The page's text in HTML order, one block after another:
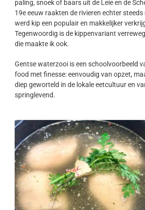
paling, snoek of baars uit de Leie en de
19e eeuw raakten de rivieren echter steeds
werd kip een populair en makkelijker
Tegenwoordig is de kippenvariant
die maakte ik ook.
Gentse waterzooi is een schoolvoorbeeld
food met finesse: eenvoudig van opzet,
diep geworteld in de lokale eetcultuur en
springlevend.